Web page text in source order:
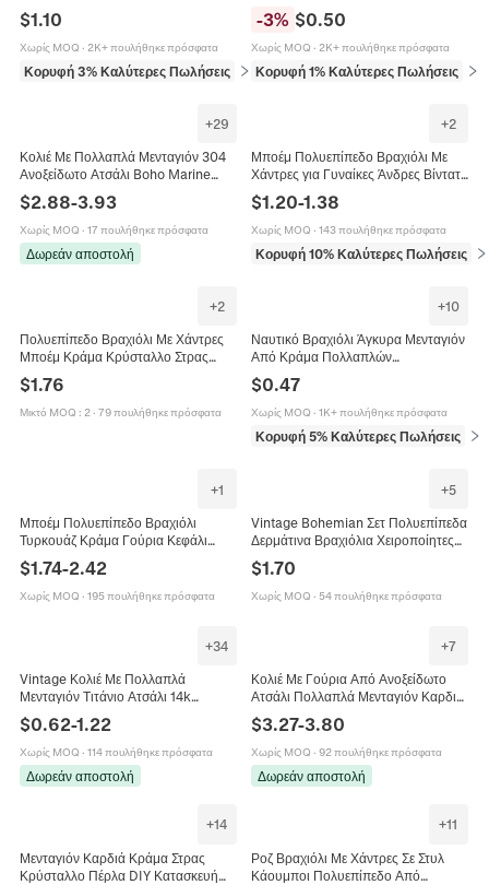
Βραχιόλι για Γυναίκες Βίντατζ
Κοσμήματα
$1.10
Χωρίς MOQ · 2K+ πουλήθηκε πρόσφατα
Κορυφή 3% Καλύτερες Πωλήσεις σε Βραχιόλια
Δέρμα PU Αξεσουάρ Κοσμημάτων
-3% $0.50
Χωρίς MOQ · 2K+ πουλήθηκε πρόσφατα
Κορυφή 1% Καλύτερες Πωλήσεις σε
+29
Κολιέ Με Πολλαπλά Μενταγιόν 304
Ανοξείδωτο Ατσάλι Boho Marine
Ήλιος Φεγγάρι Κοχύλι Πέρλα Μόδα
Κοσμήματα
$2.88-3.93
Χωρίς MOQ · 17 πουλήθηκε πρόσφατα
Δωρεάν αποστολή
+2
Μποέμ Πολυεπίπεδο Βραχιόλι Με
Χάντρες για Γυναίκες Άνδρες Βίντατζ
Συνθετικό Τυρκουάζ Ξύλο Κράμα
Κοσμήματα
$1.20-1.38
Χωρίς MOQ · 143 πουλήθηκε πρόσφατα
Κορυφή 10% Καλύτερες Πωλήσεις
+2
Πολυεπίπεδο Βραχιόλι Με Χάντρες
Μποέμ Κράμα Κρύσταλλο Στρας
Ρητίνη Φούντα Happy Γούρι
Vintage Κοσμήματα Για Γυναίκες
$1.76
Μικτό MOQ : 2· 79 πουλήθηκε πρόσφατα
+10
Ναυτικό Βραχιόλι Άγκυρα Μενταγιόν
Από Κράμα Πολλαπλών
Περιτυλίξεων Νάιλον Σχοινί Μόδα
Κοσμήματα Για Άνδρες Και Γυναίκες
$0.47
Χωρίς MOQ · 1K+ πουλήθηκε πρόσφατα
Κορυφή 5% Καλύτερες Πωλήσεις σε
+1
Μποέμ Πολυεπίπεδο Βραχιόλι
Τυρκουάζ Κράμα Γούρια Κεφάλι
Ταύρου Κάκτος Μαλακός Πηλός
Western Cowboy Στυλ Γυναικεία
Κοσμήματα
$1.74-2.42
Χωρίς MOQ · 195 πουλήθηκε πρόσφατα
+5
Vintage Bohemian Σετ Πολυεπίπεδα
Δερμάτινα Βραχιόλια Χειροποίητες
Ξύλινες Χάντρες Τυρκουάζ
Μενταγιόν Πλεκτά Έθνικ Κοσμήματα
$1.70
Χωρίς MOQ · 54 πουλήθηκε πρόσφατα
+34
Vintage Κολιέ Με Πολλαπλά
Μενταγιόν Τιτάνιο Ατσάλι 14k
Επιχρυσωμένο Σμάλτο Ζιργκόν
Καρδιά Σταυρός Ήλιος Άγγελος
Γυναίκες
$0.62-1.22
Χωρίς MOQ · 114 πουλήθηκε πρόσφατα
Δωρεάν αποστολή
+7
Κολιέ Με Γούρια Από Ανοξείδωτο
Ατσάλι Πολλαπλά Μενταγιόν Καρδιά
Σταυρός Αιγυπτιακό Στυλ Ρετρό
Επιχρυσωμένο Κόσμημα Γυναικείο
$3.27-3.80
Χωρίς MOQ · 92 πουλήθηκε πρόσφατα
Δωρεάν αποστολή
+14
Μενταγιόν Καρδιά Κράμα Στρας
Κρύσταλλο Πέρλα DIY Κατασκευή
+11
Ροζ Βραχιόλι Με Χάντρες Σε Στυλ
Κάουμποι Πολυεπίπεδο Από